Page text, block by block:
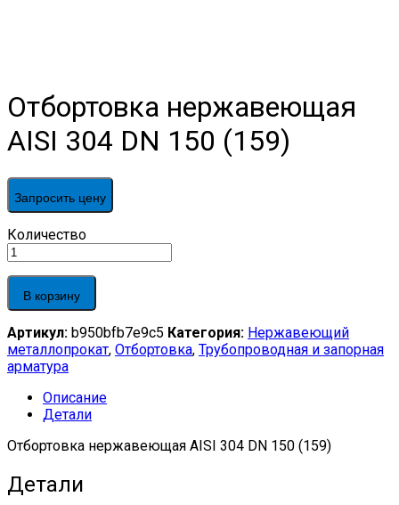
Отбортовка нержавеющая
AISI 304 DN 150 (159)
Запросить цену
Отбортовка
нержавеющая
AISI
304
DN
(159)
quantity
Количество
В корзину
Артикул: b950bfb7e9c5 Категория: Нержавеющий
металлопрокат, Отбортовка, Трубопроводная и запорная
арматура
Описание
Детали
Отбортовка нержавеющая AISI 304 DN 150 (159)
Детали